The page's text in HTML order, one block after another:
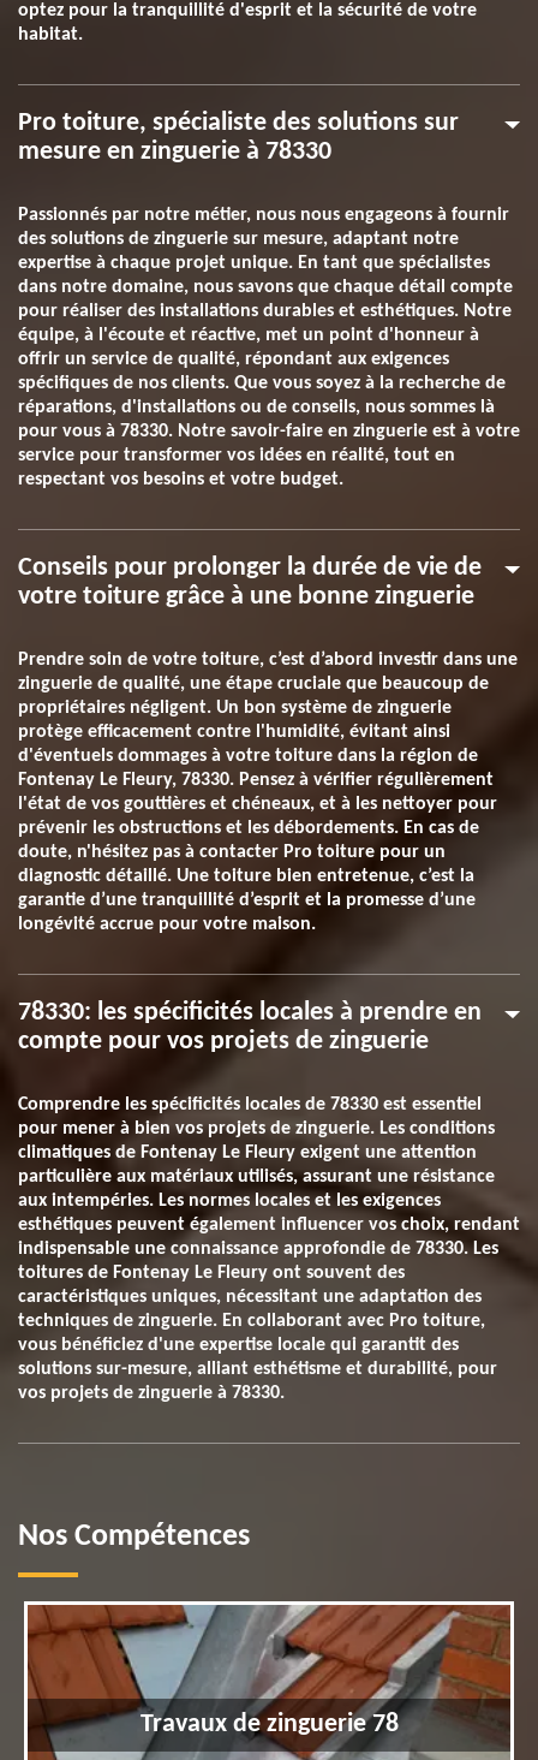
optez pour la tranquillité d'esprit et la sécurité de votre
habitat.
Pro toiture, spécialiste des solutions sur
mesure en zinguerie à 78330
Passionnés par notre métier, nous nous engageons à fournir
des solutions de zinguerie sur mesure, adaptant notre
expertise à chaque projet unique. En tant que spécialistes
dans notre domaine, nous savons que chaque détail compte
pour réaliser des installations durables et esthétiques. Notre
équipe, à l'écoute et réactive, met un point d'honneur à
offrir un service de qualité, répondant aux exigences
spécifiques de nos clients. Que vous soyez à la recherche de
réparations, d'installations ou de conseils, nous sommes là
pour vous à 78330. Notre savoir-faire en zinguerie est à votre
service pour transformer vos idées en réalité, tout en
respectant vos besoins et votre budget.
Conseils pour prolonger la durée de vie de
votre toiture grâce à une bonne zinguerie
Prendre soin de votre toiture, c’est d’abord investir dans une
zinguerie de qualité, une étape cruciale que beaucoup de
propriétaires négligent. Un bon système de zinguerie
protège efficacement contre l'humidité, évitant ainsi
d'éventuels dommages à votre toiture dans la région de
Fontenay Le Fleury, 78330. Pensez à vérifier régulièrement
l'état de vos gouttières et chéneaux, et à les nettoyer pour
prévenir les obstructions et les débordements. En cas de
doute, n'hésitez pas à contacter Pro toiture pour un
diagnostic détaillé. Une toiture bien entretenue, c’est la
garantie d’une tranquillité d’esprit et la promesse d’une
longévité accrue pour votre maison.
78330: les spécificités locales à prendre en
compte pour vos projets de zinguerie
Comprendre les spécificités locales de 78330 est essentiel
pour mener à bien vos projets de zinguerie. Les conditions
climatiques de Fontenay Le Fleury exigent une attention
particulière aux matériaux utilisés, assurant une résistance
aux intempéries. Les normes locales et les exigences
esthétiques peuvent également influencer vos choix, rendant
indispensable une connaissance approfondie de 78330. Les
toitures de Fontenay Le Fleury ont souvent des
caractéristiques uniques, nécessitant une adaptation des
techniques de zinguerie. En collaborant avec Pro toiture,
vous bénéficiez d'une expertise locale qui garantit des
solutions sur-mesure, alliant esthétisme et durabilité, pour
vos projets de zinguerie à 78330.
Nos Compétences
Travaux de zinguerie 78